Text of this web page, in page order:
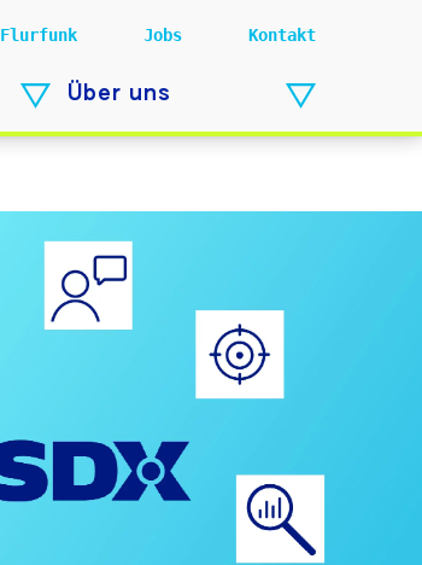
Flurfunk Jobs Kontakt
Über uns